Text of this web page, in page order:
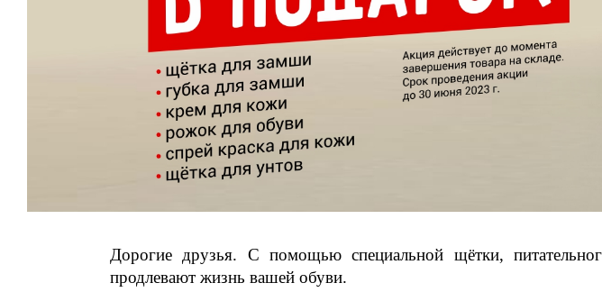
Дорогие друзья. С помощью специальной щётки,
продлевают жизнь вашей обуви.